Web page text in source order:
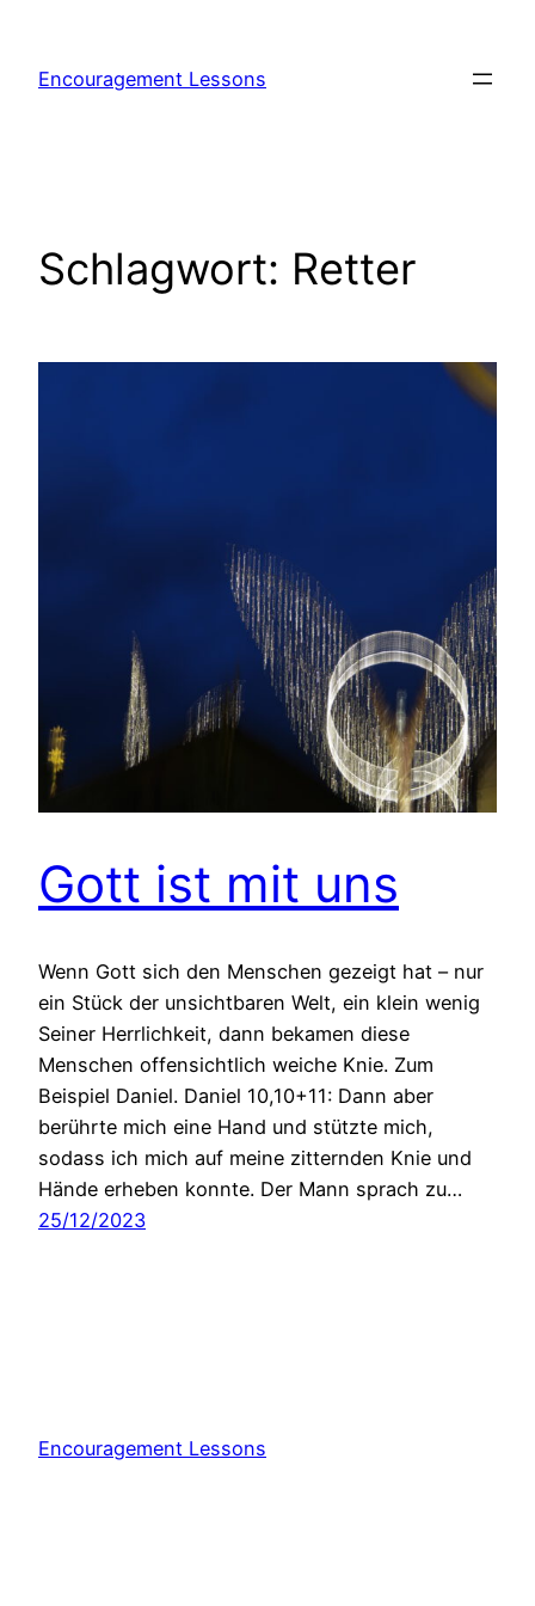
Encouragement Lessons
Schlagwort: Retter
Gott ist mit uns
Wenn Gott sich den Menschen gezeigt hat – nur
ein Stück der unsichtbaren Welt, ein klein wenig
Seiner Herrlichkeit, dann bekamen diese
Menschen offensichtlich weiche Knie. Zum
Beispiel Daniel. Daniel 10,10+11: Dann aber
berührte mich eine Hand und stützte mich,
sodass ich mich auf meine zitternden Knie und
Hände erheben konnte. Der Mann sprach zu…
25/12/2023
Encouragement Lessons